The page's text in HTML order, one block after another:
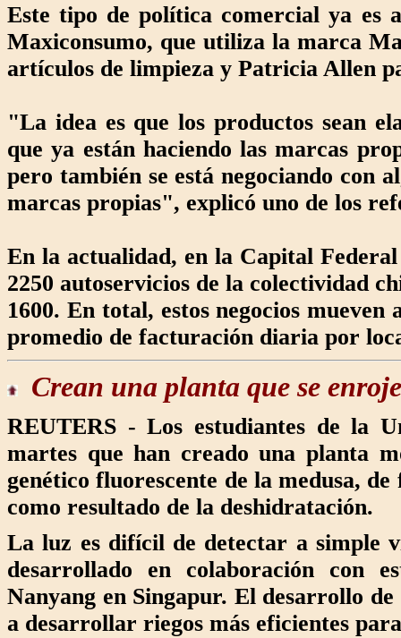
Este tipo de política comercial ya es
Maxiconsumo, que utiliza la marca
artículos de limpieza y Patricia Allen
"La idea es que los productos sean
que ya están haciendo las marcas
pero también se está negociando con
marcas propias", explicó uno de los
En la actualidad, en la Capital
2250 autoservicios de la colectividad
1600. En total, estos negocios
promedio de facturación diaria por
Crean una planta que se
REUTERS - Los estudiantes de la
martes que han creado una planta
genético fluorescente de la medusa,
como resultado de la deshidratación.
La luz es difícil de detectar a simple
desarrollado en colaboración con
Nanyang en Singapur. El desarrollo
a desarrollar riegos más eficientes